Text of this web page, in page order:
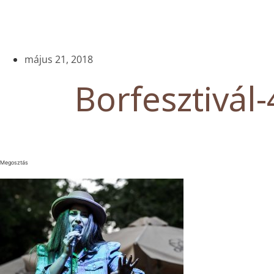
május 21, 2018
Megosztás